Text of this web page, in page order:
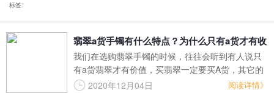
标签:
翡翠a货手镯有什么特点？为什么只有a货才有收
藏价值？
我们在选购翡翠手镯的时候，往往会听到有人说只
有a货翡翠才有价值，买翡翠一定要买A货，其它的
翡翠都是造假的。而事实也的确如此，因此我们来
2020年12月04日 阅读详情》